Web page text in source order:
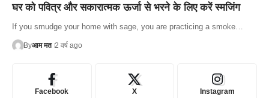
घर को पवित्र और सकारात्मक ऊर्जा से भरने के लिए करें स्मजिंग
If you smudge your home with sage, you are practicing a smoke…
Byआम मत 2 वर्ष ago
Facebook X Instagram